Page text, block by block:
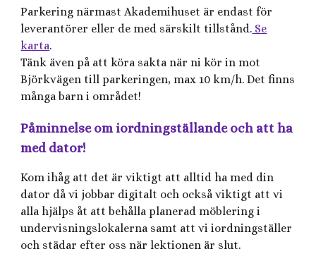
Parkering närmast Akademihuset är endast för
leverantörer eller de med särskilt tillstånd. Se
karta.
Tänk även på att köra sakta när ni kör in mot
Björkvägen till parkeringen, max 10 km/h. Det finns
många barn i området!
Påminnelse om iordningställande och att ha
med dator!
Kom ihåg att det är viktigt att alltid ha med din
dator då vi jobbar digitalt och också viktigt att vi
alla hjälps åt att behålla planerad möblering i
undervisningslokalerna samt att vi iordningställer
och städar efter oss när lektionen är slut.